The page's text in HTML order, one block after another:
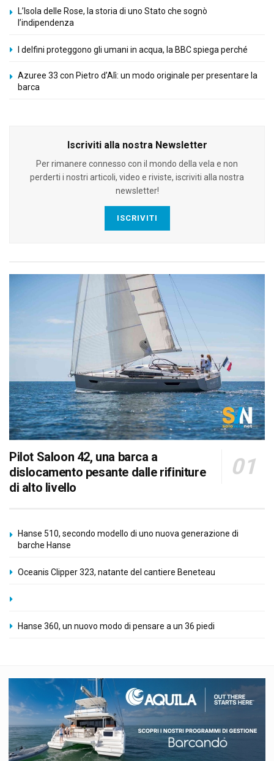
L’Isola delle Rose, la storia di uno Stato che sognò
l’indipendenza
I delfini proteggono gli umani in acqua, la BBC spiega perché
Azuree 33 con Pietro d’Alì: un modo originale per presentare la
barca
Iscriviti alla nostra Newsletter
Per rimanere connesso con il mondo della vela e non
perderti i nostri articoli, video e riviste, iscriviti alla nostra
newsletter!
ISCRIVITI
Pilot Saloon 42, una barca a
dislocamento pesante dalle rifiniture
di alto livello
Hanse 510, secondo modello di uno nuova generazione di
barche Hanse
Oceanis Clipper 323, natante del cantiere Beneteau
Hanse 360, un nuovo modo di pensare a un 36 piedi